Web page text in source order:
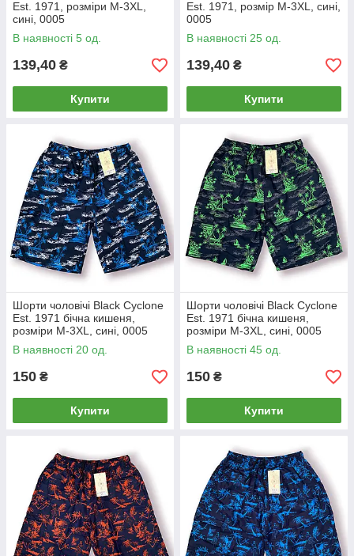
Est. 1971, розміри M-3XL,
сині, 0005
В наявності 5 од.
139,40 ₴
Купити
Est. 1971, розмір M-3XL, сині,
0005
В наявності 25 од.
139,40 ₴
Купити
Шорти чоловічі Black Cyclone
Est. 1971 бічна кишеня,
розміри M-3XL, сині, 0005
В наявності 20 од.
150 ₴
Купити
Шорти чоловічі Black Cyclone
Est. 1971 бічна кишеня,
розміри M-3XL, сині, 0005
В наявності 45 од.
150 ₴
Купити